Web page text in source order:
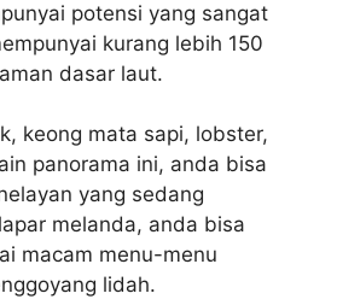
potensi yang sangat
kurang lebih 150
dasar laut.
keong mata sapi, lobster,
panorama ini, anda bisa
yang sedang
melanda, anda bisa
macam menu-menu
lidah.